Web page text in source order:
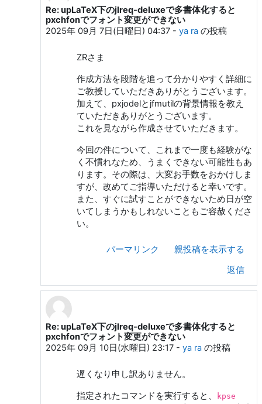
Z. R. への返信
Re: upLaTeX下のjlreq-deluxeで多書体化すると
pxchfonでフォント変更ができない
2025年 09月 7日(日曜日) 04:37 - ya ra の投稿
ZRさま
作成方法を段階を追って分かりやすく詳細に
ご教授していただきありがとうございます。
加えて、pxjodelとjfmutilの背景情報を教え
ていただきありがとうございます。
これを見ながら作成させていただきます。
今回の件について、これまで一度も経験がな
く不慣れなため、うまくできない可能性もあ
ります。その際は、大変お手数をおかけしま
すが、改めてご指導いただけると幸いです。
また、すぐに試すことができないため日が空
いてしまうかもしれないこともご容赦くださ
い。
パーマリンク
親投稿を表示する
返信
Z. R. への返信
Re: upLaTeX下のjlreq-deluxeで多書体化すると
pxchfonでフォント変更ができない
2025年 09月 10日(水曜日) 23:17 - ya ra の投稿
遅くなり申し訳ありません。
指定されたコマンドを実行すると、
kpse